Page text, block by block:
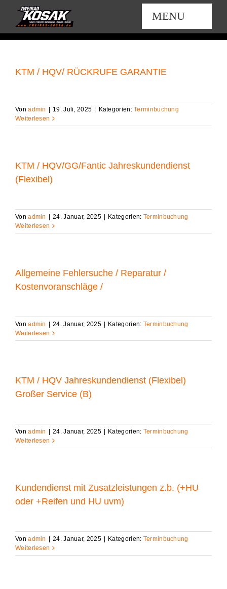
springen
MENU
NEWS / EVENTS
SERVICE & WERKSTATT
KTM / HQV/ RÜCKRUFE GARANTIE
Vonadmin | 19. Juli, 2025 | Kategorien:Terminbuchung
Weiterlesen
KTM / HQV/GG/Fantic Jahreskundendienst
(Flexibel)
Vonadmin | 24. Januar, 2025 | Kategorien: Terminbuchung
Weiterlesen
Allgemeine Fehlersuche / Reparatur /
Kostenvoranschläge /
Vonadmin | 24. Januar, 2025 | Kategorien: Terminbuchung
Weiterlesen
KTM / HQV Jahreskundendienst (Flexibel)
Großer Service (B)
Vonadmin | 24. Januar, 2025 | Kategorien: Terminbuchung
Weiterlesen
Kundendienst mit Zusatzleistungen z.b. (+HU
oder +Reifen und HU uvm)
Vonadmin | 24. Januar, 2025 | Kategorien: Terminbuchung
Weiterlesen